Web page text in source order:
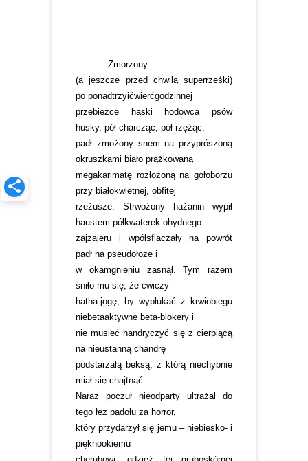
Zmorzony
(a jeszcze przed chwilą superrześki)
po ponadtrzyićwierćgodzinnej
przebieżce haski hodowca psów
husky, pół charcząc, pół rzężąc,
padł zmożony snem na przyprószoną
okruszkami biało prążkowaną
megakarimatę rozłożoną na gołoborzu
przy białokwietnej, obfitej
rzeżusze. Strwożony hażanin wypił
haustem półkwaterek ohydnego
zajzajeru i wpółsflaczały na powrót
padł na pseudołoże i
w okamgnieniu zasnął. Tym razem
śniło mu się, że ćwiczy
hatha-jogę, by wypłukać z krwiobiegu
niebetaaktywne beta-blokery i
nie musieć handryczyć się z cierpiącą
na nieustanną chandrę
podstarzałą beksą, z którą niechybnie
miał się chajtnąć.
Naraz poczuł nieodparty ultrażal do
tego łez padołu za horror,
który przydarzył się jemu – niebiesko- i
pięknookiemu